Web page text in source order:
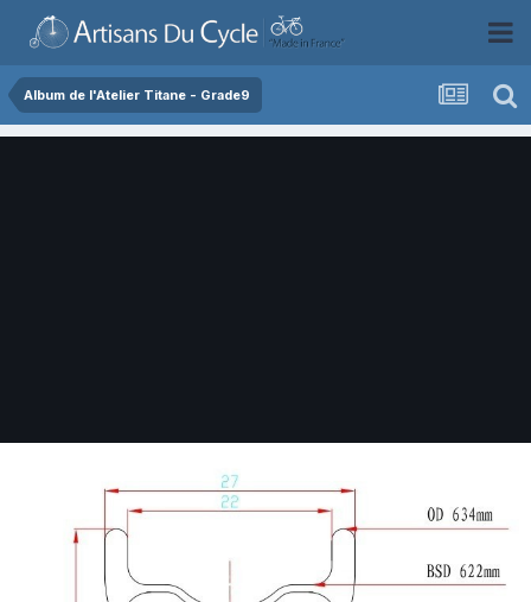
Album de l'Atelier Titane - Grade9